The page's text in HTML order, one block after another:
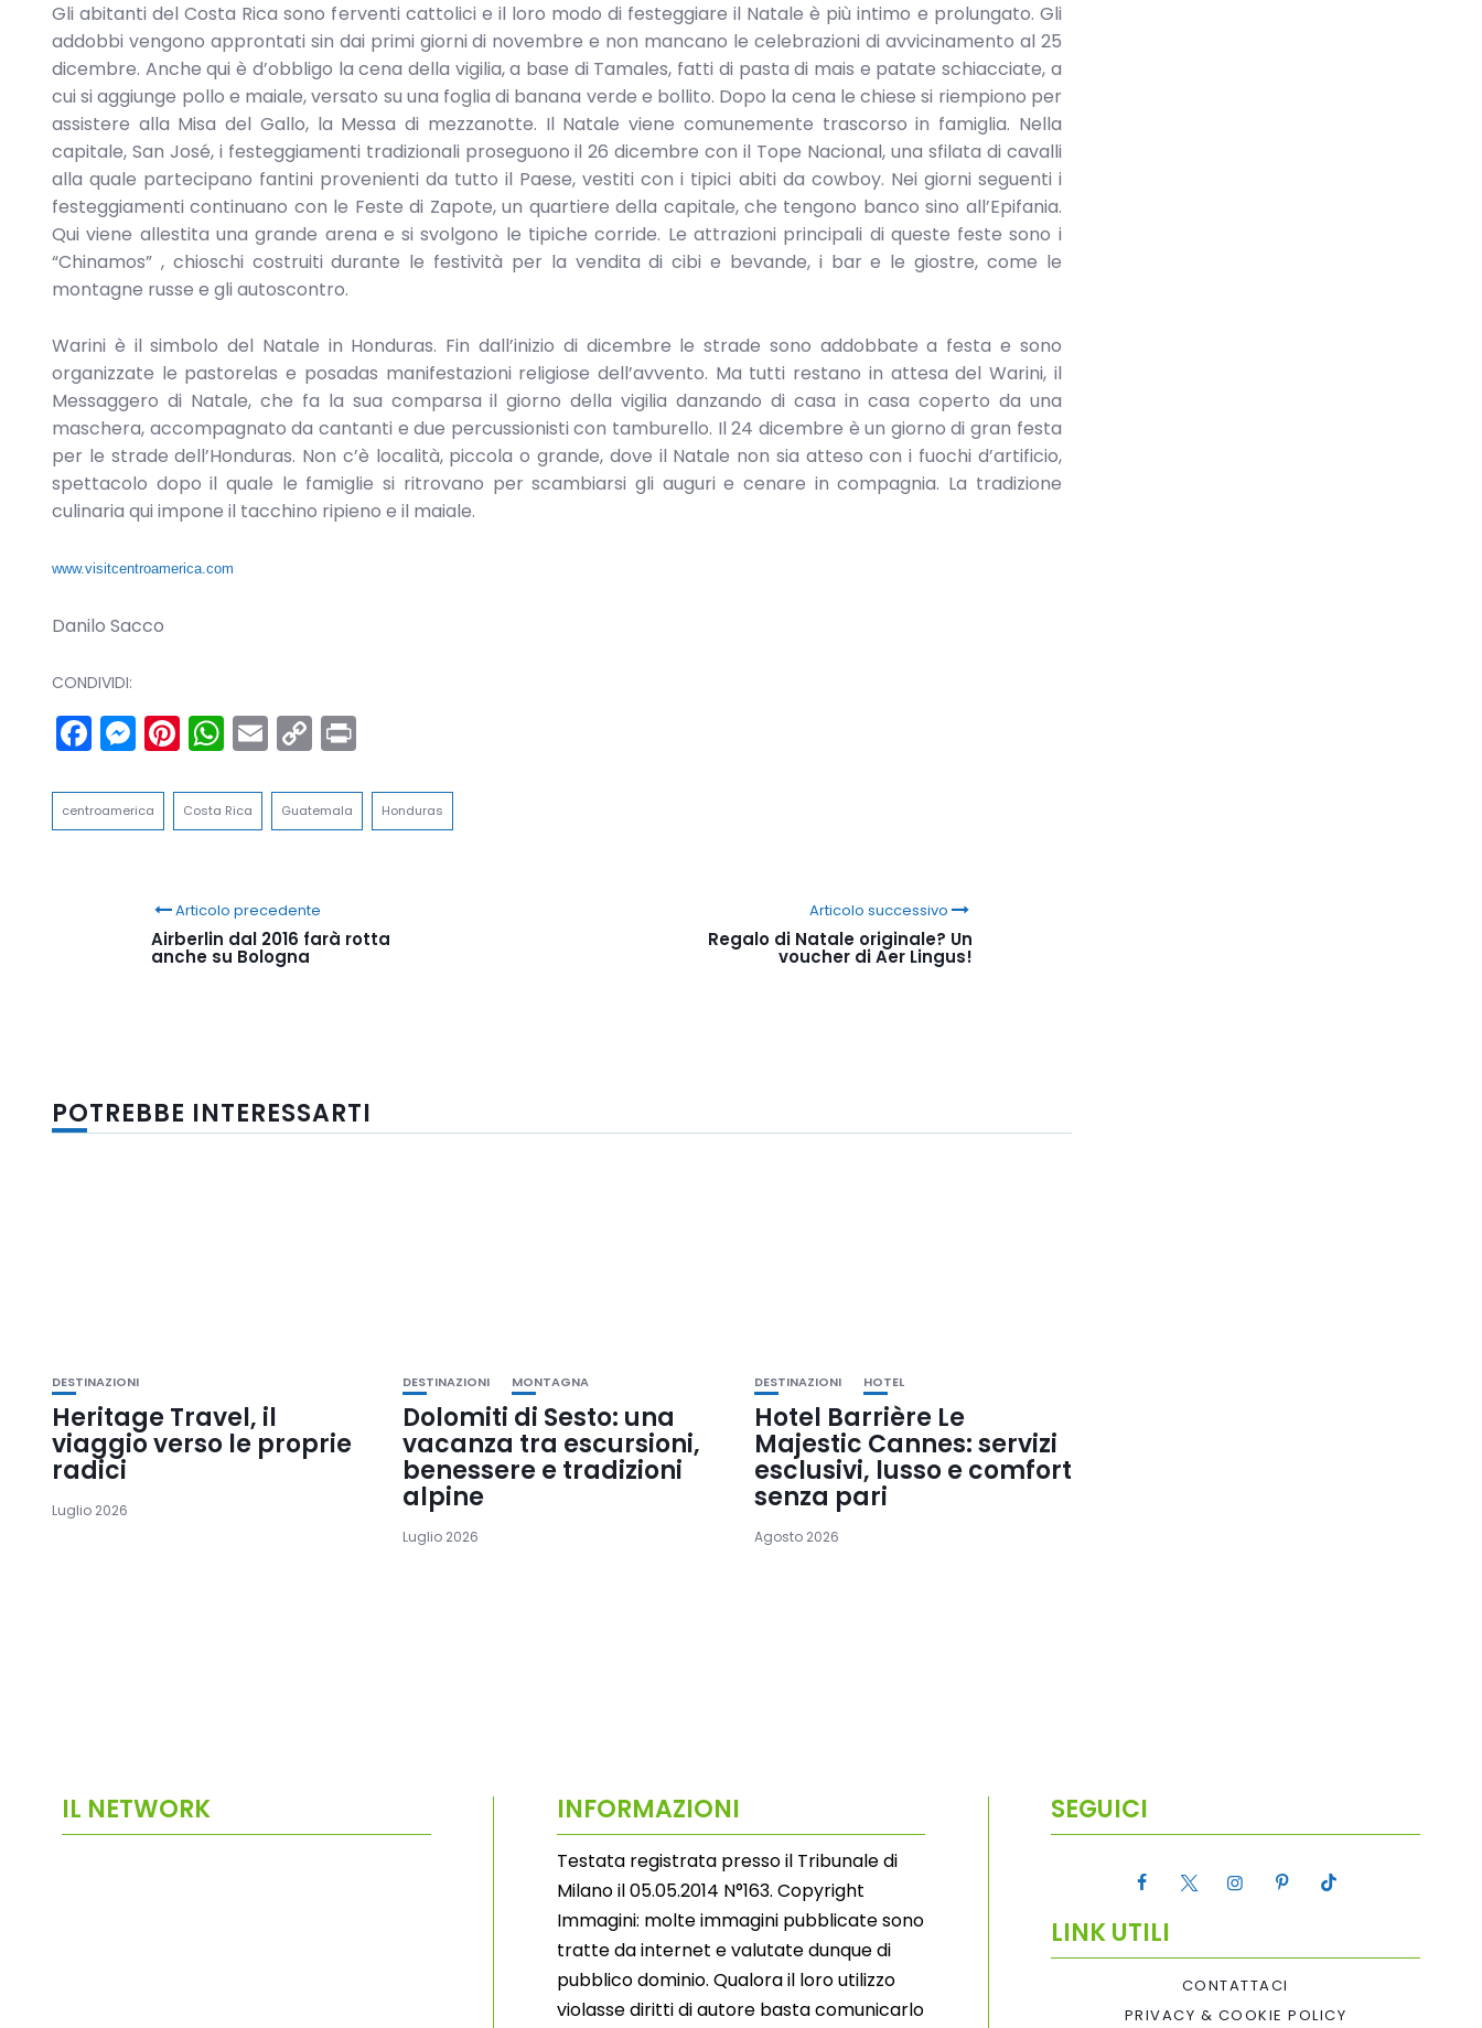
Gli abitanti del Costa Rica sono ferventi cattolici e il loro modo di festeggiare il Natale è più intimo e prolungato. Gli
addobbi vengono approntati sin dai primi giorni di novembre e non mancano le celebrazioni di avvicinamento al 25
dicembre. Anche qui è d’obbligo la cena della vigilia, a base di Tamales, fatti di pasta di mais e patate schiacciate, a
cui si aggiunge pollo e maiale, versato su una foglia di banana verde e bollito. Dopo la cena le chiese si riempiono per
assistere alla Misa del Gallo, la Messa di mezzanotte. Il Natale viene comunemente trascorso in famiglia. Nella
capitale, San José, i festeggiamenti tradizionali proseguono il 26 dicembre con il Tope Nacional, una sfilata di cavalli
alla quale partecipano fantini provenienti da tutto il Paese, vestiti con i tipici abiti da cowboy. Nei giorni seguenti i
festeggiamenti continuano con le Feste di Zapote, un quartiere della capitale, che tengono banco sino all’Epifania.
Qui viene allestita una grande arena e si svolgono le tipiche corride. Le attrazioni principali di queste feste sono i
“Chinamos” , chioschi costruiti durante le festività per la vendita di cibi e bevande, i bar e le giostre, come le
montagne russe e gli autoscontro.
Warini è il simbolo del Natale in Honduras. Fin dall’inizio di dicembre le strade sono addobbate a festa e sono
organizzate le pastorelas e posadas manifestazioni religiose dell’avvento. Ma tutti restano in attesa del Warini, il
Messaggero di Natale, che fa la sua comparsa il giorno della vigilia danzando di casa in casa coperto da una
maschera, accompagnato da cantanti e due percussionisti con tamburello. Il 24 dicembre è un giorno di gran festa
per le strade dell’Honduras. Non c’è località, piccola o grande, dove il Natale non sia atteso con i fuochi d’artificio,
spettacolo dopo il quale le famiglie si ritrovano per scambiarsi gli auguri e cenare in compagnia. La tradizione
culinaria qui impone il tacchino ripieno e il maiale.
www.visitcentroamerica.com
Danilo Sacco
CONDIVIDI:
Facebook
Messenger
Pinterest
WhatsApp
Email
Copy
Link
centroamerica Costa Rica Guatemala Honduras
Articolo precedente
Airberlin dal 2016 farà rotta
anche su Bologna
Articolo successivo
Regalo di Natale originale? Un
voucher di Aer Lingus!
POTREBBE INTERESSARTI
DESTINAZIONI
Heritage Travel, il
viaggio verso le proprie
radici
Luglio 2026
DESTINAZIONI MONTAGNA
Dolomiti di Sesto: una
vacanza tra escursioni,
benessere e tradizioni
alpine
Luglio 2026
DESTINAZIONI HOTEL
Hotel Barrière Le
Majestic Cannes: servizi
esclusivi, lusso e comfort
senza pari
Agosto 2026
IL NETWORK INFORMAZIONI
Testata registrata presso il Tribunale di
Milano il 05.05.2014 N°163. Copyright
Immagini: molte immagini pubblicate sono
tratte da internet e valutate dunque di
pubblico dominio. Qualora il loro utilizzo
violasse diritti di autore basta comunicarlo
SEGUICI
LINK UTILI
CONTATTACI
PRIVACY & COOKIE POLICY